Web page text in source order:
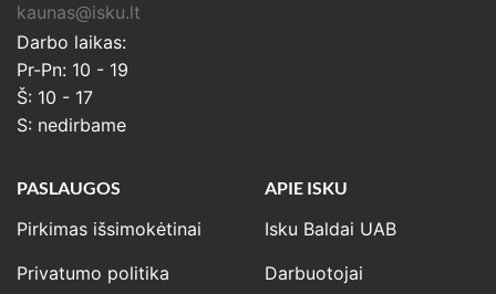
kaunas@isku.lt
Darbo laikas:
Pr-Pn: 10 - 19
Š: 10 - 17
S: nedirbame
PASLAUGOS
Pirkimas išsimokėtinai
Privatumo politika
APIE ISKU
Isku Baldai UAB
Darbuotojai